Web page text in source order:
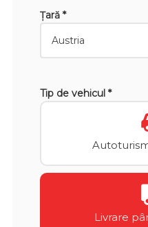
Țară *
Tip de vehicul *
Livrare